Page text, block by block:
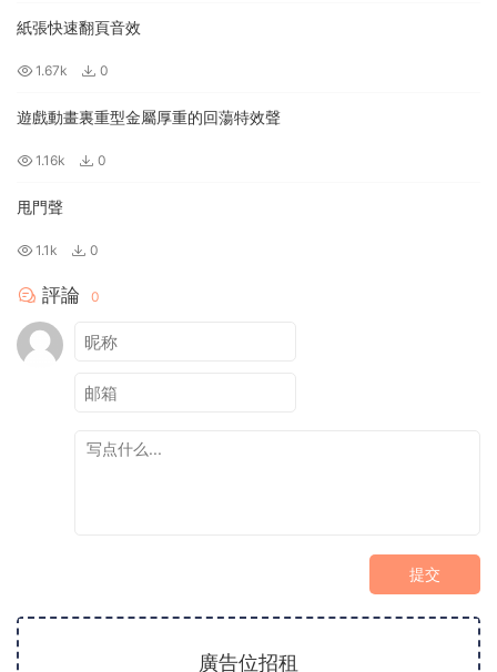
紙張快速翻頁音效
1.67k 0
遊戲動畫裏重型金屬厚重的回蕩特效聲
1.16k 0
甩門聲
1.1k 0
評論 0
提交
廣告位招租